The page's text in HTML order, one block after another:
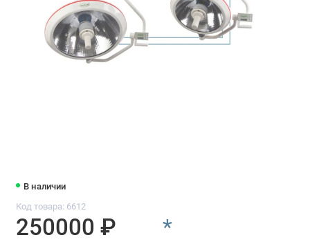
В наличии
Код товара: 6612
250000 ₽ *